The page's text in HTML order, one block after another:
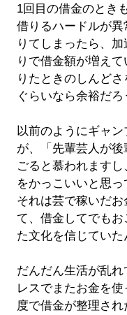
1回目の借金のとき
借りるハードルが
りてしまったら、
りで借金額が増え
りたときのしんど
ぐらいなら余裕だろ
以前のようにギャ
が、「先輩芸人が
ごると慕われます
をかっこいいと思っ
それは芸で稼いだ
て、借金してでも
た文化を信じていた
だんだん生活が乱
レスでまたお金を
度で借金が整理さ